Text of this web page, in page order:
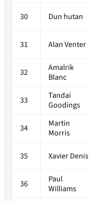
30 Dun hutan
31 Alan Venter
32
Amalrik
Blanc
33
Tandai
Goodings
34
Martin
Morris
35 Xavier Denis
36
Paul
Williams